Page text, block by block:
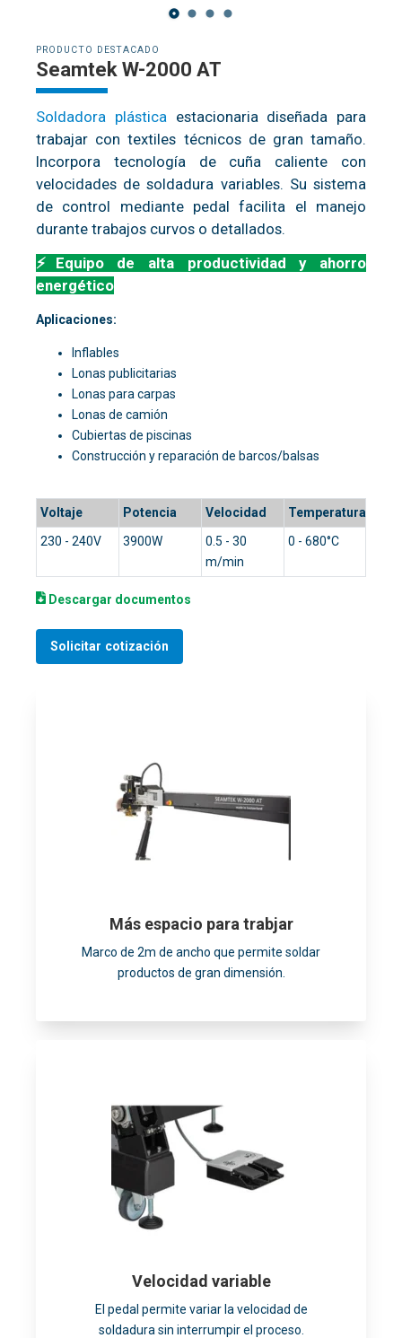
PRODUCTO DESTACADO
Seamtek W-2000 AT
Soldadora plásticaestacionaria diseñada para
trabajar con textiles técnicos de gran tamaño.
Incorpora tecnología de cuña caliente con
velocidades de soldadura variables. Su sistema
de control mediante pedal facilita el manejo
durante trabajos curvos o detallados.
⚡Equipo de alta productividad y ahorro
energético
Aplicaciones:
Inflables
Lonas publicitarias
Lonas para carpas
Lonas de camión
Cubiertas de piscinas
Construcción y reparación de barcos/balsas
Voltaje Potencia Velocidad
Temperatura
230 - 240V
3900W
0.5 - 30
m/min
0 - 680°C
Descargar documentos
Solicitar cotización
Más espacio para trabjar
Marco de 2m de ancho que permite soldar
productos de gran dimensión.
Velocidad variable
El pedal permite variar la velocidad de
soldadura sin interrumpir el proceso.